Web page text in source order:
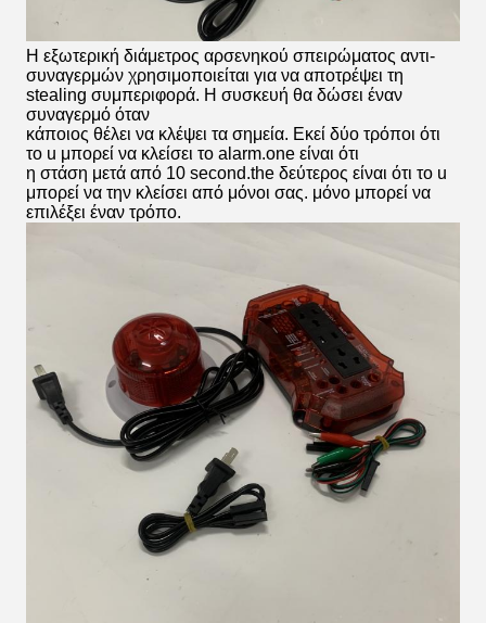
Η εξωτερική διάμετρος αρσενηκού σπειρώματος αντι-
συναγερμών χρησιμοποιείται για να αποτρέψει τη
stealing συμπεριφορά. Η συσκευή θα δώσει έναν
συναγερμό όταν
κάποιος θέλει να κλέψει τα σημεία. Εκεί δύο τρόποι ότι
το u μπορεί να κλείσει το alarm.one είναι ότι
η στάση μετά από 10 second.the δεύτερος είναι ότι το u
μπορεί να την κλείσει από μόνοι σας. μόνο μπορεί να
επιλέξει έναν τρόπο.